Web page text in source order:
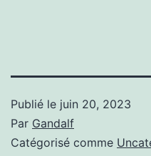
Publié le juin 20, 2023
Par Gandalf
Catégorisé comme